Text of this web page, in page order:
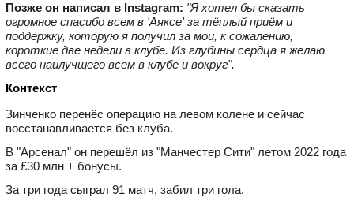
Позже он написал в Instagram: "Я хотел бы сказать
огромное спасибо всем в 'Аяксе' за тёплый приём и
поддержку, которую я получил за мои, к сожалению,
короткие две недели в клубе. Из глубины сердца я желаю
всего наилучшего всем в клубе и вокруг".
Контекст
Зинченко перенёс операцию на левом колене и сейчас
восстанавливается без клуба.
В "Арсенал" он перешёл из "Манчестер Сити" летом 2022 года
за £30 млн + бонусы.
За три года сыграл 91 матч, забил три гола.